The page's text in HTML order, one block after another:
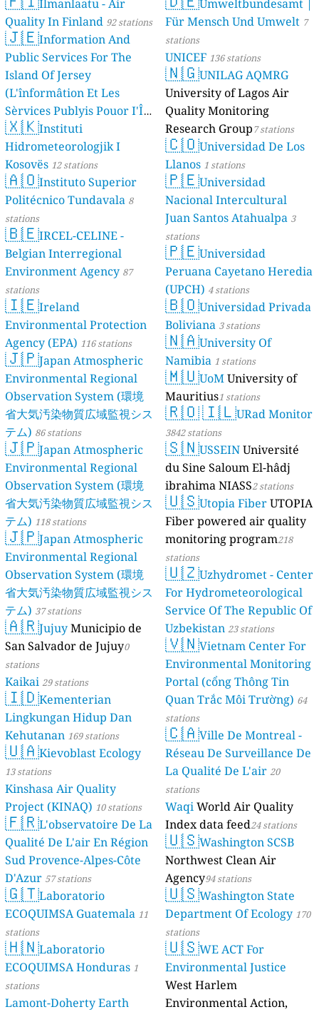
Ilmanlaatu - Air
Quality In Finland 92 stations
🇯🇪Information And
Public Services For The
Island Of Jersey
(L'înformâtion Et Les
Sèrvices Publyis Pouor I'Île
Dé Jèrri) 2 stations
🇽🇰Instituti
Hidrometeorologjik I
Kosovës 12 stations
🇦🇴Instituto Superior
Politécnico Tundavala 8
stations
🇧🇪IRCEL-CELINE -
Belgian Interregional
Environment Agency 87
stations
🇮🇪Ireland
Environmental Protection
Agency (EPA) 116 stations
🇯🇵Japan Atmospheric
Environmental Regional
Observation System (環境
省大気汚染物質広域監視シス
テム) 86 stations
🇯🇵Japan Atmospheric
Environmental Regional
Observation System (環境
省大気汚染物質広域監視シス
テム) 118 stations
🇯🇵Japan Atmospheric
Environmental Regional
Observation System (環境
省大気汚染物質広域監視シス
テム) 37 stations
🇦🇷Jujuy Municipio de
San Salvador de Jujuy0
stations
Kaikai 29 stations
🇮🇩Kementerian
Lingkungan Hidup Dan
Kehutanan 169 stations
🇺🇦Kievoblast Ecology
13 stations
Kinshasa Air Quality
Project (KINAQ) 10 stations
🇫🇷L'observatoire De La
Qualité De L'air En Région
Sud Provence-Alpes-Côte
D'Azur 57 stations
🇬🇹Laboratorio
ECOQUIMSA Guatemala 11
stations
🇭🇳Laboratorio
ECOQUIMSA Honduras 1
stations
Lamont-Doherty Earth
Umweltbundesamt |
Für Mensch Und Umwelt 7
stations
UNICEF 136 stations
🇳🇬UNILAG AQMRG
University of Lagos Air
Quality Monitoring
Research Group7 stations
🇨🇴Universidad De Los
Llanos 1 stations
🇵🇪Universidad
Nacional Intercultural
Juan Santos Atahualpa 3
stations
🇵🇪Universidad
Peruana Cayetano Heredia
(UPCH) 4 stations
🇧🇴Universidad Privada
Boliviana 3 stations
🇳🇦University Of
Namibia 1 stations
🇲🇺UoMUniversity of
Mauritius1 stations
🇷🇴🇮🇱URad Monitor
3842 stations
🇸🇳USSEINUniversité
du Sine Saloum El-hâdj
ibrahima NIASS2 stations
🇺🇸Utopia FiberUTOPIA
Fiber powered air quality
monitoring program218
stations
🇺🇿Uzhydromet - Center
For Hydrometeorological
Service Of The Republic Of
Uzbekistan 23 stations
🇻🇳Vietnam Center For
Environmental Monitoring
Portal (cổng Thông Tin
Quan Trắc Môi Trường) 64
stations
🇨🇦Ville De Montreal -
Réseau De Surveillance De
La Qualité De L'air 20
stations
WaqiWorld Air Quality
Index data feed24 stations
🇺🇸Washington SCSB
Northwest Clean Air
Agency94 stations
🇺🇸Washington State
Department Of Ecology 170
stations
🇺🇸WE ACT For
Environmental Justice
West Harlem
Environmental Action,